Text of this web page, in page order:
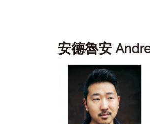
安德魯安